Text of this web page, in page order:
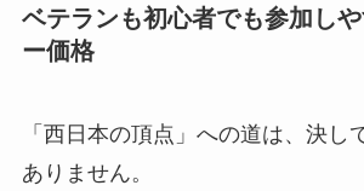
ベテランも初心者でも参加し
ー価格
「西日本の頂点」への道は、決し
ありません。